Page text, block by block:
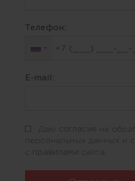
Телефон:
E-mail:
Даю
на
персональных данных и
с
сайта